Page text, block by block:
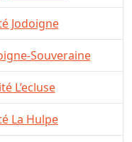
Jodoigne
Souveraine
L’ecluse
La Hulpe